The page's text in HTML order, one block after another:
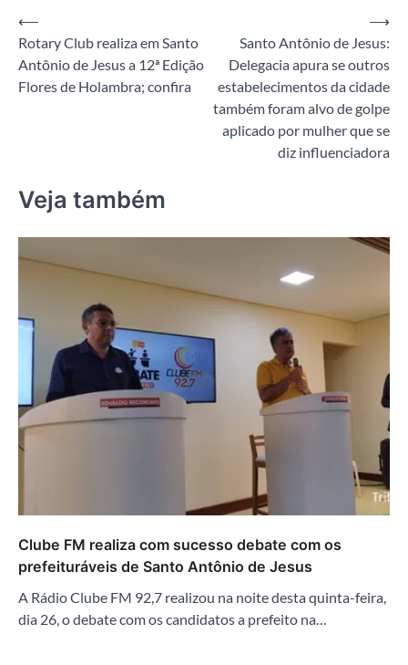
Navegação
de
Post
⟵
Rotary Club realiza em Santo
Antônio de Jesus a 12ª Edição
Flores de Holambra; confira
Santo Antônio de Jesus:
Delegacia apura se outros
estabelecimentos da cidade
também foram alvo de golpe
aplicado por mulher que se
diz influenciadora
⟶
Veja também
Clube FM realiza com sucesso debate com os
prefeituráveis de Santo Antônio de Jesus
A Rádio Clube FM 92,7 realizou na noite desta quinta-feira,
dia 26, o debate com os candidatos a prefeito na…